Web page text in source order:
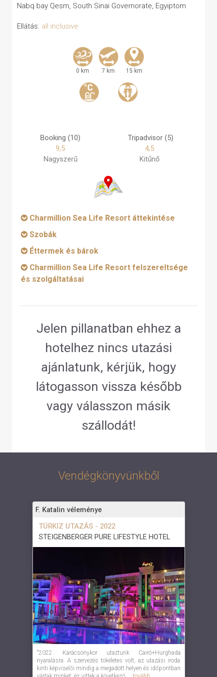
Nabq bay Qesm, South Sinai Governorate, Egyiptom
Ellátás: all inclusive
0 km 7 km 15 km
Booking (10)
9,5
Nagyszerű
Tripadvisor (5)
4,5
Kitűnő
Charmillion Sea Life Resort áttekintése
Szobák
Éttermek és bárok
Charmillion Sea Life Resort felszereltsége
és szolgáltatásai
Jelen pillanatban ehhez a
hotelhez nincs utazási
ajánlatunk, kérjük, hogy
látogasson vissza később
vagy válasszon másik
szállodát!
Vendégkönyvünkből
F. Katalin véleménye
TÜRKIZ UTAZÁS - 2022
STEIGENBERGER PURE LIFESTYLE HOTEL
"2022. Karácsonykor utaztunk Cairó+Hurghada
nyaralásra. A szervezés tökéletes volt, az utazási iroda
kinti képviselői mindig a megadott helyen és időpontban